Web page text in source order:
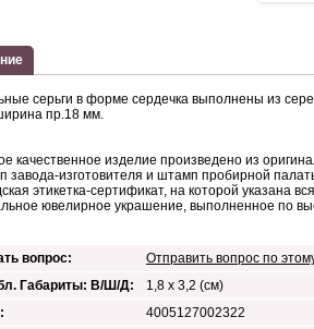
серьги в форме сердечка выполнены из
пр.18 мм.
качественное изделие произведено из
завода-изготовителя и штамп пробирной
этикетка-сертификат, на которой указана
ювелирное украшение, выполненное по
вопрос:
Отправить вопрос по
Габариты: В/Ш/Д:
1,8 x 3,2 (см)
4005127002322